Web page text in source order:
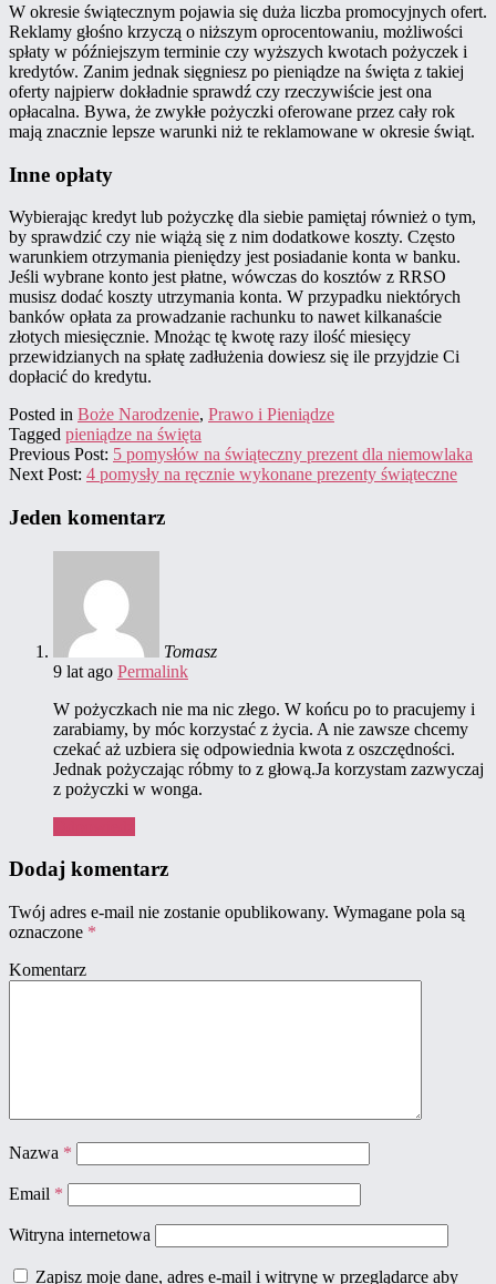
W okresie świątecznym pojawia się duża liczba promocyjnych ofert.
Reklamy głośno krzyczą o niższym oprocentowaniu, możliwości
spłaty w późniejszym terminie czy wyższych kwotach pożyczek i
kredytów. Zanim jednak sięgniesz po pieniądze na święta z takiej
oferty najpierw dokładnie sprawdź czy rzeczywiście jest ona
opłacalna. Bywa, że zwykłe pożyczki oferowane przez cały rok
mają znacznie lepsze warunki niż te reklamowane w okresie świąt.
Inne opłaty
Wybierając kredyt lub pożyczkę dla siebie pamiętaj również o tym,
by sprawdzić czy nie wiążą się z nim dodatkowe koszty. Często
warunkiem otrzymania pieniędzy jest posiadanie konta w banku.
Jeśli wybrane konto jest płatne, wówczas do kosztów z RRSO
musisz dodać koszty utrzymania konta. W przypadku niektórych
banków opłata za prowadzanie rachunku to nawet kilkanaście
złotych miesięcznie. Mnożąc tę kwotę razy ilość miesięcy
przewidzianych na spłatę zadłużenia dowiesz się ile przyjdzie Ci
dopłacić do kredytu.
Posted in Boże Narodzenie, Prawo i Pieniądze
Tagged pieniądze na święta
Previous Post: 5 pomysłów na świąteczny prezent dla niemowlaka
Next Post: 4 pomysły na ręcznie wykonane prezenty świąteczne
Jeden komentarz
Tomasz
9 lat ago Permalink
W pożyczkach nie ma nic złego. W końcu po to pracujemy i
zarabiamy, by móc korzystać z życia. A nie zawsze chcemy
czekać aż uzbiera się odpowiednia kwota z oszczędności.
Jednak pożyczając róbmy to z głową.Ja korzystam zazwyczaj
z pożyczki w wonga.
Dodaj komentarz
Twój adres e-mail nie zostanie opublikowany. Wymagane pola są
oznaczone *
Komentarz
Nazwa *
Email *
Witryna internetowa
Zapisz moje dane, adres e-mail i witrynę w przeglądarce aby